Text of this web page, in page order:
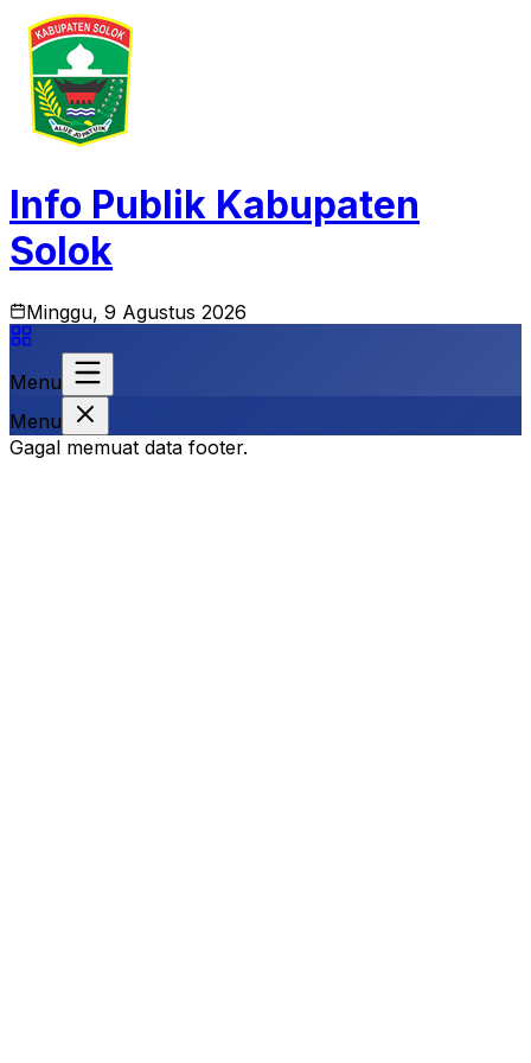
Info Publik Kabupaten
Solok
Minggu, 9 Agustus 2026
Menu
Menu
Gagal memuat data footer.